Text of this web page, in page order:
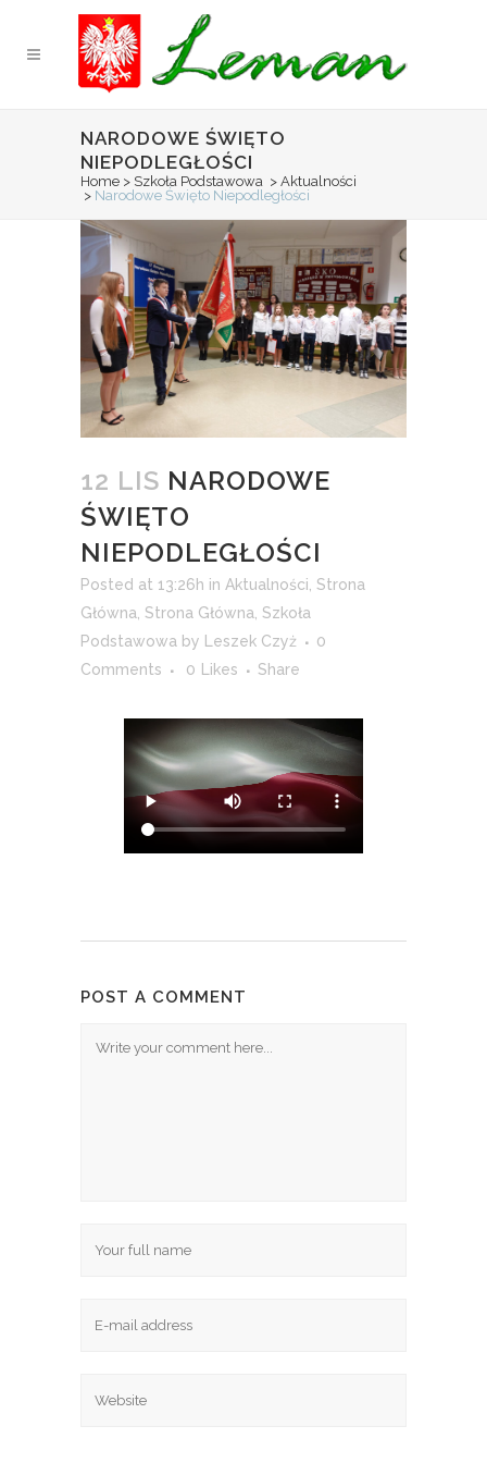
NARODOWE ŚWIĘTO
NIEPODLEGŁOŚCI
Home > Szkoła Podstawowa > Aktualności
> Narodowe Święto Niepodległości
12 LIS NARODOWE
ŚWIĘTO
NIEPODLEGŁOŚCI
Posted at 13:26h in Aktualności Strona
Główna Strona Główna Szkoła
Podstawowa by Leszek Czyż
0
Comments
0 Likes Share
POST A COMMENT